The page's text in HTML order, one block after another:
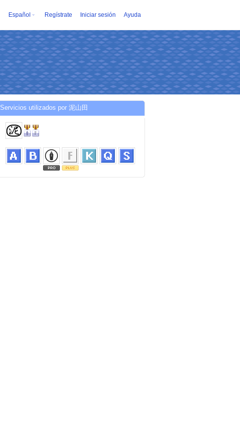
Español Regístrate Iniciar sesión Ayuda
Servicios utilizados por 泥山田